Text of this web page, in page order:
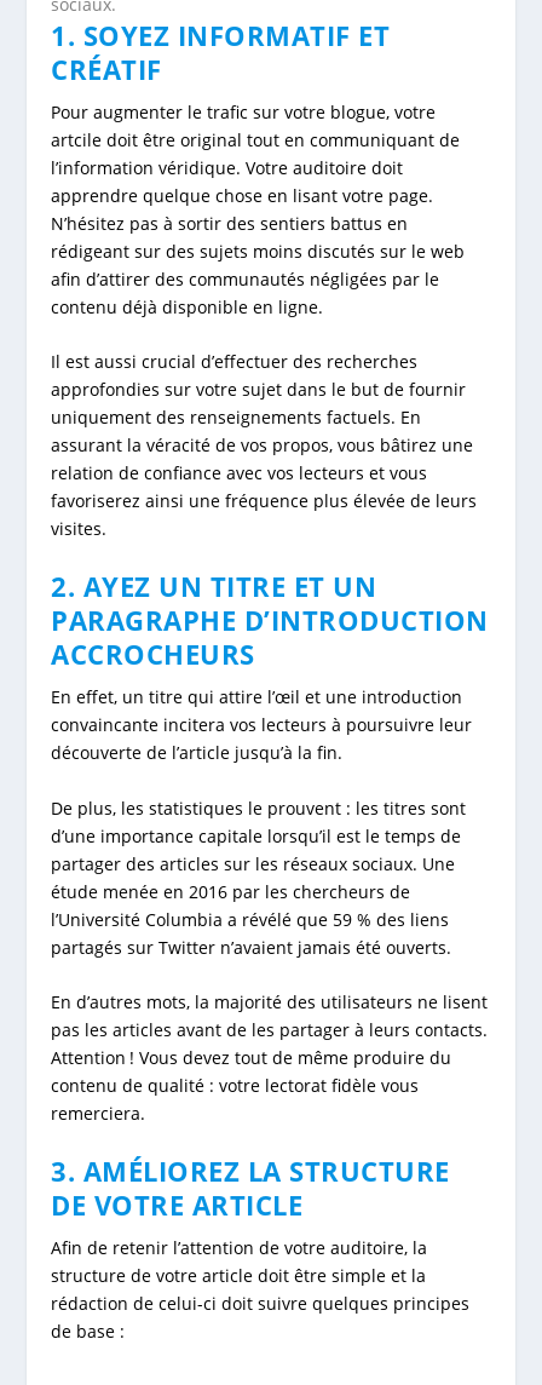
1. SOYEZ INFORMATIF ET
CRÉATIF
Pour augmenter le trafic sur votre blogue, votre
artcile doit être original tout en communiquant de
l’information véridique. Votre auditoire doit
apprendre quelque chose en lisant votre page.
N’hésitez pas à sortir des sentiers battus en
rédigeant sur des sujets moins discutés sur le web
afin d’attirer des communautés négligées par le
contenu déjà disponible en ligne.
Il est aussi crucial d’effectuer des recherches
approfondies sur votre sujet dans le but de fournir
uniquement des renseignements factuels. En
assurant la véracité de vos propos, vous bâtirez une
relation de confiance avec vos lecteurs et vous
favoriserez ainsi une fréquence plus élevée de leurs
visites.
2. AYEZ UN TITRE ET UN
PARAGRAPHE D’INTRODUCTION
ACCROCHEURS
En effet, un titre qui attire l’œil et une introduction
convaincante incitera vos lecteurs à poursuivre leur
découverte de l’article jusqu’à la fin.
De plus, les statistiques le prouvent : les titres sont
d’une importance capitale lorsqu’il est le temps de
partager des articles sur les réseaux sociaux. Une
étude menée en 2016 par les chercheurs de
l’Université Columbia a révélé que 59 % des liens
partagés sur Twitter n’avaient jamais été ouverts.
En d’autres mots, la majorité des utilisateurs ne lisent
pas les articles avant de les partager à leurs contacts.
Attention ! Vous devez tout de même produire du
contenu de qualité : votre lectorat fidèle vous
remerciera.
3. AMÉLIOREZ LA STRUCTURE
DE VOTRE ARTICLE
Afin de retenir l’attention de votre auditoire, la
structure de votre article doit être simple et la
rédaction de celui-ci doit suivre quelques principes
de base :